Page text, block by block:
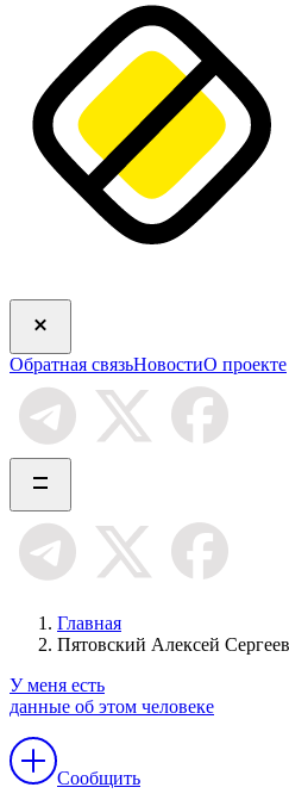
Обратная связьНовостиО проекте
Главная
Пятовский Алексей
У меня есть
данные об этом человеке
Сообщить